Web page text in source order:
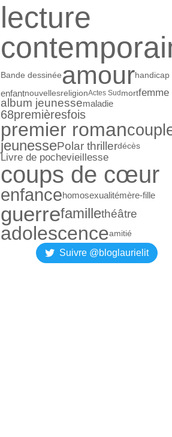
lecture
Bande dessinéeamourhandicap
enfantnouvellesreligionActes Sud mortfemme
album jeunessemaladie
68premièresfois
premier roman
jeunessePolar thrillerdécès
Livre de pochevieillesse
coups de cœur
enfancehomosexualitémère-fille
guerrefamillethéâtre
adolescenceamitié
Suivre @bloglaurielit